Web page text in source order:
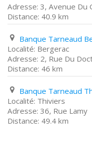
3, Avenue Du
40.9 km
Bergerac
2, Rue Du
46 km
Thiviers
36, Rue Lamy
49.4 km